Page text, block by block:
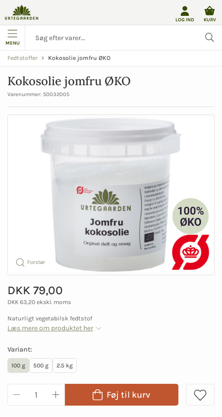
LOG IND KURV
MENU
Fedtstoffer Kokosolie jomfru ØKO
Kokosolie jomfru ØKO
Varenummer: 50032005
Forstør
DKK 79,00
DKK 63,20 ekskl. moms
Naturligt vegetabilsk fedtstof
Læs mere om produktet her
Variant:
100 g 500 g 2.5 kg
Føj til kurv